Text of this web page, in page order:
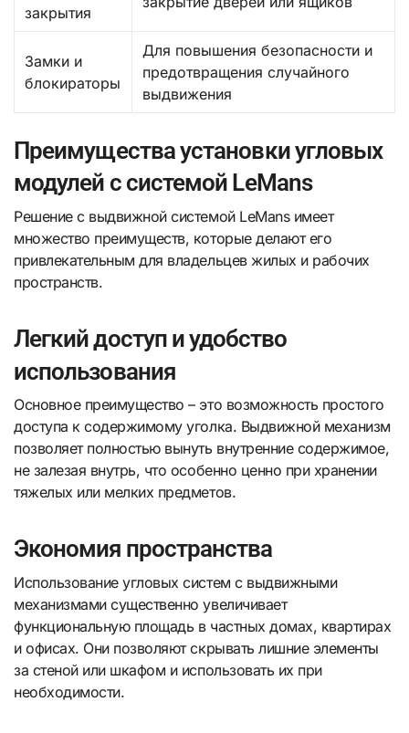
закрытия
Замки и
блокираторы
Для повышения безопасности и
предотвращения случайного
выдвижения
Преимущества установки угловых
модулей с системой LeMans
Решение с выдвижной системой LeMans имеет
множество преимуществ, которые делают его
привлекательным для владельцев жилых и рабочих
пространств.
Легкий доступ и удобство
использования
Основное преимущество – это возможность простого
доступа к содержимому уголка. Выдвижной механизм
позволяет полностью вынуть внутренние содержимое,
не залезая внутрь, что особенно ценно при хранении
тяжелых или мелких предметов.
Экономия пространства
Использование угловых систем с выдвижными
механизмами существенно увеличивает
функциональную площадь в частных домах, квартирах
и офисах. Они позволяют скрывать лишние элементы
за стеной или шкафом и использовать их при
необходимости.